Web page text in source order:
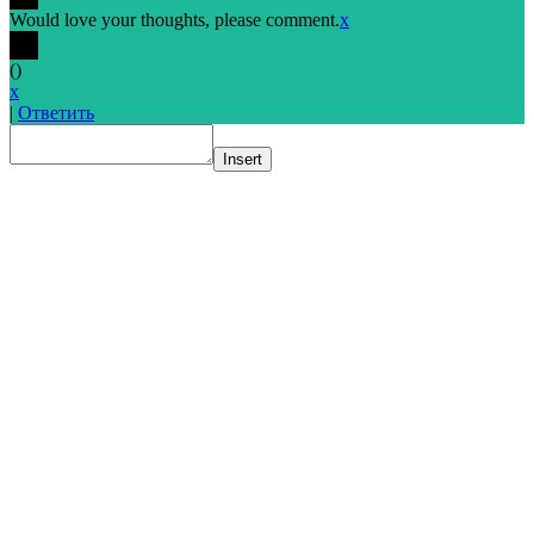
Would love your thoughts, please comment.x
()
x
| Ответить
Insert